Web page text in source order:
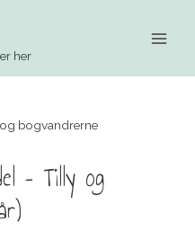
her
– Tilly og